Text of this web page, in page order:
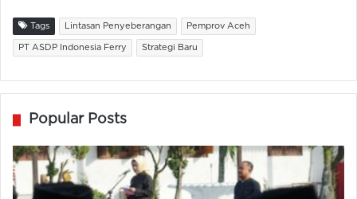
Tags Lintasan Penyeberangan Pemprov Aceh
PT ASDP Indonesia Ferry Strategi Baru
Popular Posts